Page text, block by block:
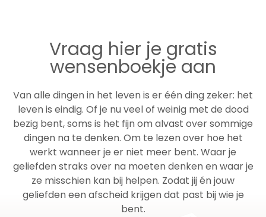
Vraag hier je gratis
wensenboekje aan
Van alle dingen in het leven is er één ding zeker: het
leven is eindig. Of je nu veel of weinig met de dood
bezig bent, soms is het fijn om alvast over sommige
dingen na te denken. Om te lezen over hoe het
werkt wanneer je er niet meer bent. Waar je
geliefden straks over na moeten denken en waar je
ze misschien kan bij helpen. Zodat jij én jouw
geliefden een afscheid krijgen dat past bij wie je
bent.